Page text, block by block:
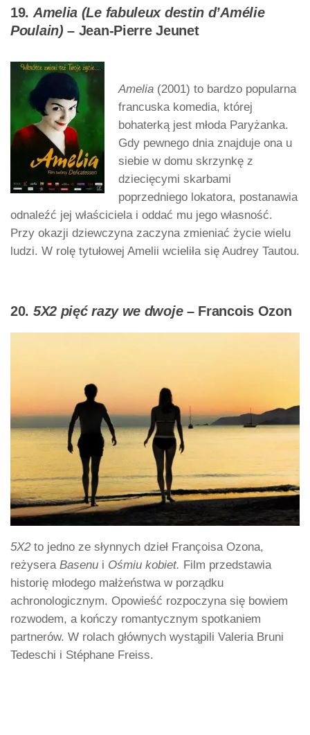
19. Amelia (Le fabuleux destin d’Amélie
Poulain) – Jean-Pierre Jeunet
Amelia (2001) to bardzo popularna
francuska komedia, której
bohaterką jest młoda Paryżanka.
Gdy pewnego dnia znajduje ona u
siebie w domu skrzynkę z
dziecięcymi skarbami
poprzedniego lokatora, postanawia
odnaleźć jej właściciela i oddać mu jego własność.
Przy okazji dziewczyna zaczyna zmieniać życie wielu
ludzi. W rolę tytułowej Amelii wcieliła się Audrey Tautou.
20. 5X2 pięć razy we dwoje– Francois Ozon
5X2 to jedno ze słynnych dzieł Françoisa Ozona,
reżysera Basenu i Ośmiu kobiet. Film przedstawia
historię młodego małżeństwa w porządku
achronologicznym. Opowieść rozpoczyna się bowiem
rozwodem, a kończy romantycznym spotkaniem
partnerów. W rolach głównych wystąpili Valeria Bruni
Tedeschi i Stéphane Freiss.